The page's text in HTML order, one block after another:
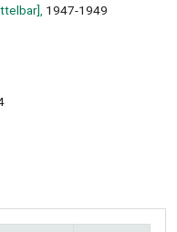
1947-1949